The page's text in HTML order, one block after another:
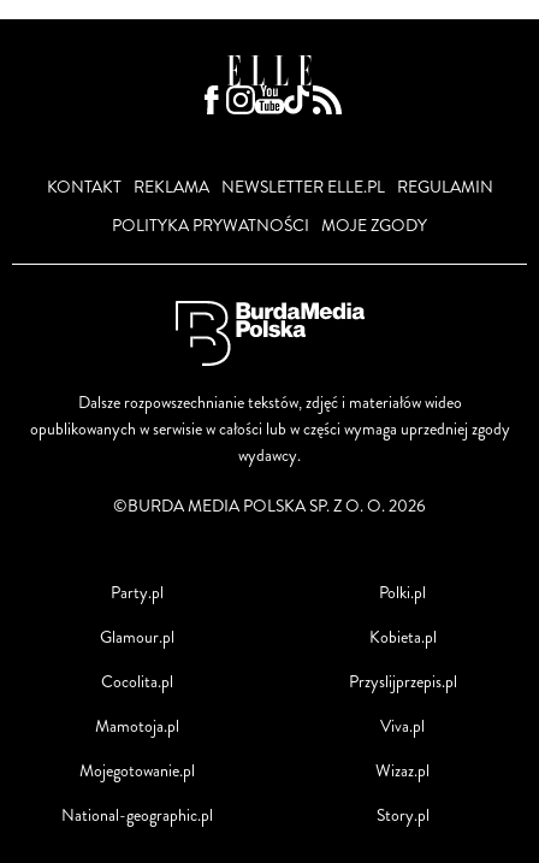
KONTAKT REKLAMA NEWSLETTER ELLE.PL
REGULAMIN
POLITYKA PRYWATNOŚCI MOJE ZGODY
Dalsze rozpowszechnianie tekstów, zdjęć i materiałów wideo
opublikowanych w serwisie w całości lub w części wymaga uprzedniej zgody
wydawcy.
©BURDA MEDIA POLSKA SP. Z O. O. 2026
Party.pl
Glamour.pl
Cocolita.pl
Mamotoja.pl
Mojegotowanie.pl
National-geographic.pl
Polki.pl
Kobieta.pl
Przyslijprzepis.pl
Viva.pl
Wizaz.pl
Story.pl